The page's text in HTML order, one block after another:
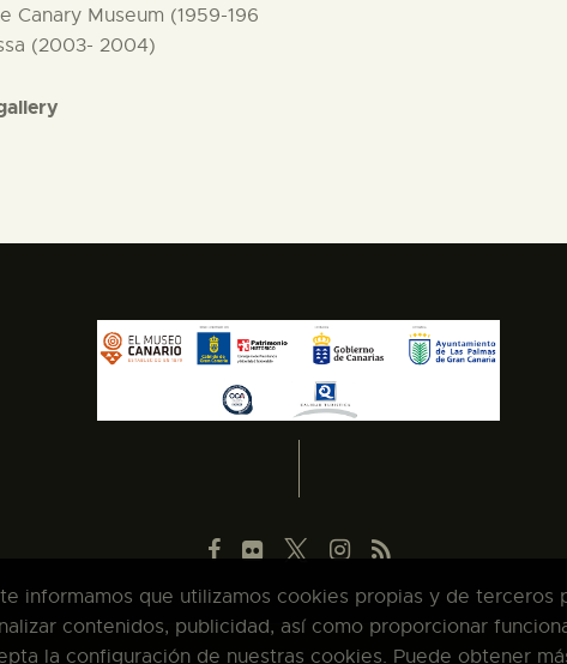
Museum (1959-196
(2003- 2004)
informamos que utilizamos cookies propias y de terceros
contenidos, publicidad, así como proporcionar
la configuración de nuestras cookies. Puede obtener